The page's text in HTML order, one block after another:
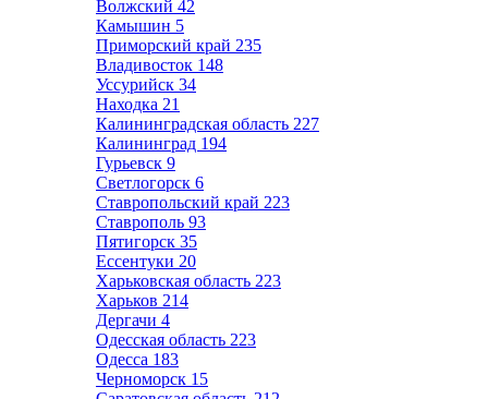
Волжский 42
Камышин 5
Приморский край 235
Владивосток 148
Уссурийск 34
Находка 21
Калининградская область 227
Калининград 194
Гурьевск 9
Светлогорск 6
Ставропольский край 223
Ставрополь 93
Пятигорск 35
Ессентуки 20
Харьковская область 223
Харьков 214
Дергачи 4
Одесская область 223
Одесса 183
Черноморск 15